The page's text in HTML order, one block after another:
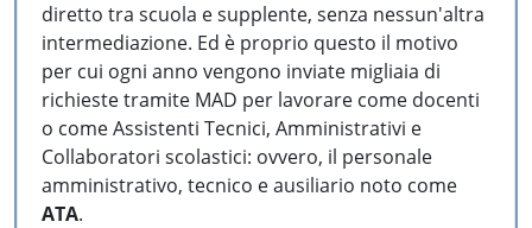
diretto tra scuola e supplente, senza nessun'altra
intermediazione. Ed è proprio questo il motivo
per cui ogni anno vengono inviate migliaia di
richieste tramite MAD per lavorare come docenti
o come Assistenti Tecnici, Amministrativi e
Collaboratori scolastici: ovvero, il personale
amministrativo, tecnico e ausiliario noto come
ATA.